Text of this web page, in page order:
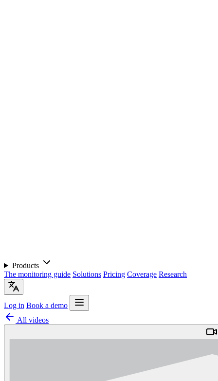
Products
The monitoring guide Solutions Pricing Coverage Research
Log in Book a demo
All videos